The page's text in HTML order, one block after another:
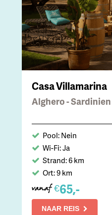
Casa Villamarina
Alghero - Sardinien
Pool: Nein
Wi-Fi: Ja
Strand: 6 km
Ort: 9 km
vanaf €65,-
NAAR REIS